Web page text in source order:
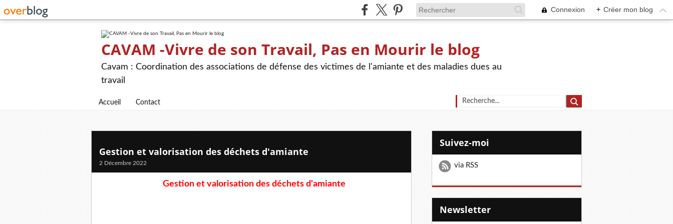
Connexion + Créer mon blog
CAVAM -Vivre de son Travail, Pas en Mourir le blog
Cavam : Coordination des associations de défense des victimes de l'amiante et des maladies dues au
travail
Accueil Contact
Gestion et valorisation des déchets d'amiante
2 Décembre 2022
Gestion et valorisation des déchets d'amiante
Suivez-moi
via RSS
Newsletter